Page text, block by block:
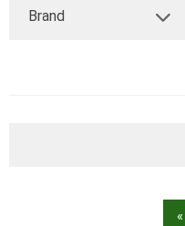
OUTLET
Brand
«